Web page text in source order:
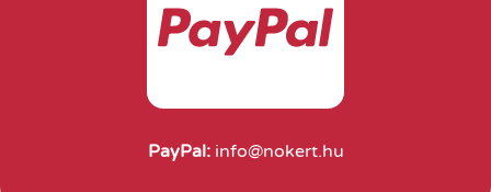
PayPal: info@nokert.hu